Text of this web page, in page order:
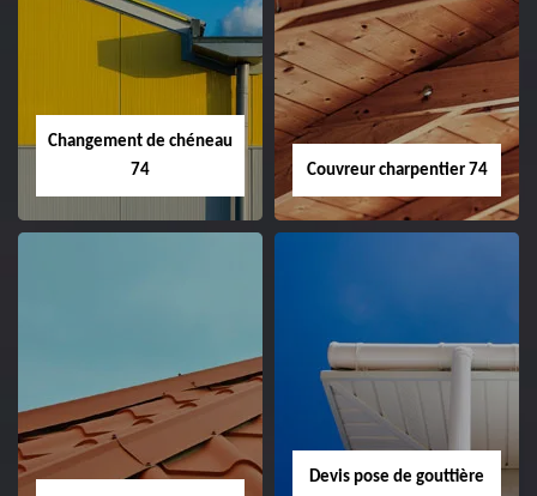
Changement de chéneau
74
Couvreur charpentier 74
Devis pose de gouttière